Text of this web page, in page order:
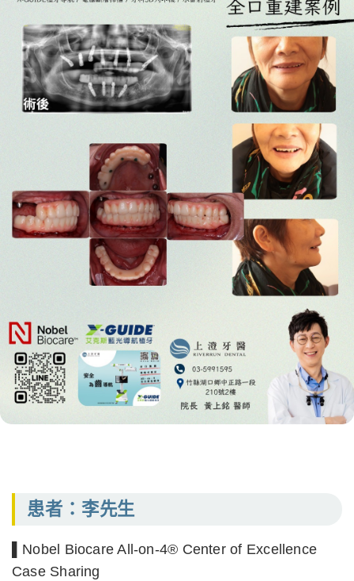
患者：李先生
▌Nobel Biocare All-on-4® Center of Excellence
Case Sharing